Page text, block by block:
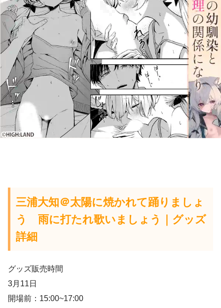
三浦大知＠太陽に焼かれて踊りましょ
う 雨に打たれ歌いましょう
｜グッズ
詳細
グッズ販売時間
3月11日
開場前：15:00~17:00